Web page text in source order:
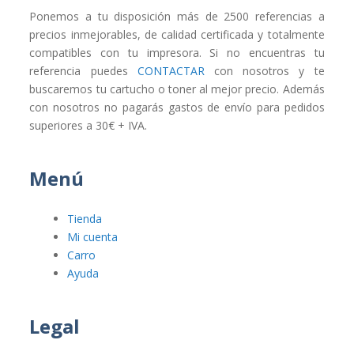
Ponemos a tu disposición más de 2500 referencias a
precios inmejorables, de calidad certificada y totalmente
compatibles con tu impresora. Si no encuentras tu
referencia puedes CONTACTARcon nosotros y te
buscaremos tu cartucho o toner al mejor precio. Además
con nosotros no pagarás gastos de envío para pedidos
superiores a 30€ + IVA.
Menú
Tienda
Mi cuenta
Carro
Ayuda
Legal